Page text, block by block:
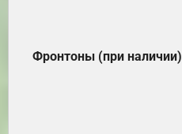
Фронтоны (при наличии)